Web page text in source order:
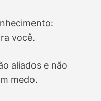
você.
aliados e não
medo.